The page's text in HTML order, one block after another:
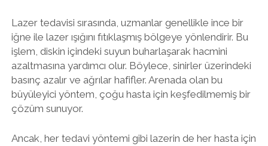
Lazer tedavisi sırasında, uzmanlar genellikle ince bir
iğne ile lazer ışığını fıtıklaşmış bölgeye yönlendirir. Bu
işlem, diskin içindeki suyun buharlaşarak hacmini
azaltmasına yardımcı olur. Böylece, sinirler üzerindeki
basınç azalır ve ağrılar hafifler. Arenada olan bu
büyüleyici yöntem, çoğu hasta için keşfedilmemiş bir
çözüm sunuyor.
Ancak, her tedavi yöntemi gibi lazerin de her hasta için